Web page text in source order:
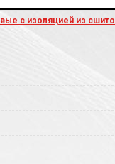
с изоляцией из